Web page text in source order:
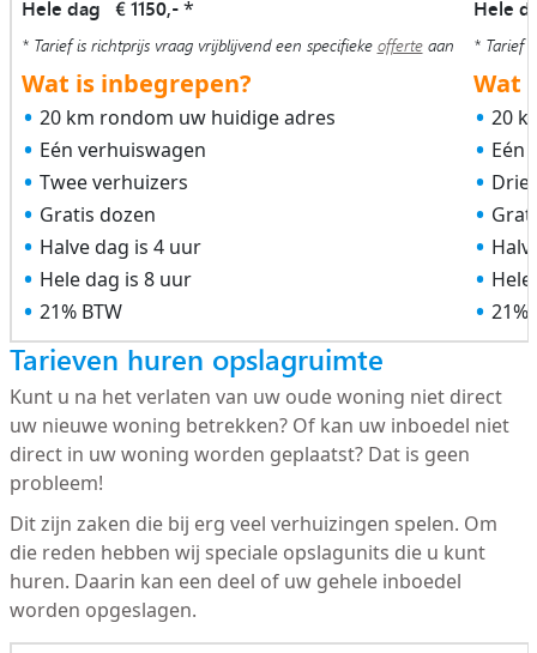
Hele dag € 1150,-*
* Tarief is richtprijs vraag vrijblijvend een specifieke offerteaan
Wat is inbegrepen?
20 km rondom uw huidige adres
Eén verhuiswagen
Twee verhuizers
Gratis dozen
Halve dag is 4 uur
Hele dag is 8 uur
21% BTW
Hele
* Tarief
Wat
20
Eén
Drie
21%
Tarieven huren opslagruimte
Kunt u na het verlaten van uw oude woning niet direct
uw nieuwe woning betrekken? Of kan uw inboedel niet
direct in uw woning worden geplaatst? Dat is geen
probleem!
Dit zijn zaken die bij erg veel verhuizingen spelen. Om
die reden hebben wij speciale opslagunits die u kunt
huren. Daarin kan een deel of uw gehele inboedel
worden opgeslagen.